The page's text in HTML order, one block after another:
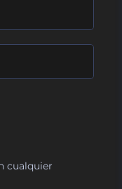
cualquier